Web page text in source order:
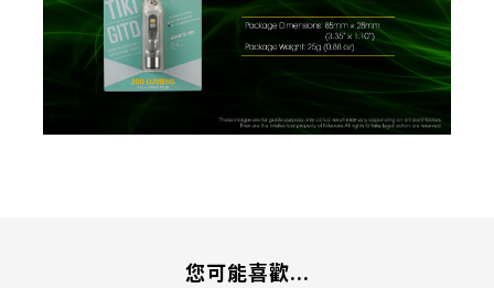
您可能喜歡...